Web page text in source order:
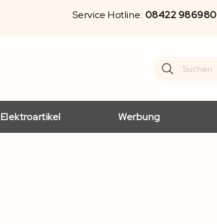
Service Hotline: 08422 986980
Search
Search
Elektroartikel Werbung